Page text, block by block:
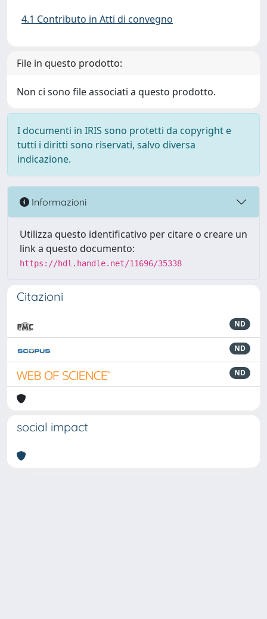
4.1 Contributo in Atti di convegno
File in questo prodotto:
Non ci sono file associati a questo prodotto.
I documenti in IRIS sono protetti da copyright e
tutti i diritti sono riservati, salvo diversa
indicazione.
Informazioni
Utilizza questo identificativo per citare o creare un
link a questo documento:
https://hdl.handle.net/11696/35338
Citazioni
ND
ND
ND
social impact